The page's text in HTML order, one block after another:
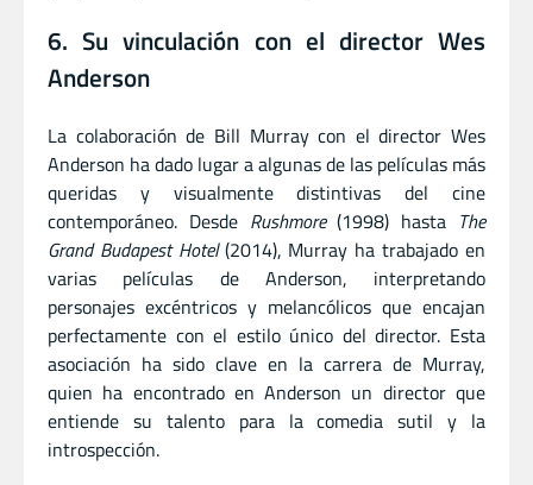
6. Su vinculación con el director Wes
Anderson
La colaboración de Bill Murray con el director Wes
Anderson ha dado lugar a algunas de las películas más
queridas y visualmente distintivas del cine
contemporáneo. Desde Rushmore(1998) hasta The
Grand Budapest Hotel(2014), Murray ha trabajado en
varias películas de Anderson, interpretando
personajes excéntricos y melancólicos que encajan
perfectamente con el estilo único del director. Esta
asociación ha sido clave en la carrera de Murray,
quien ha encontrado en Anderson un director que
entiende su talento para la comedia sutil y la
introspección.